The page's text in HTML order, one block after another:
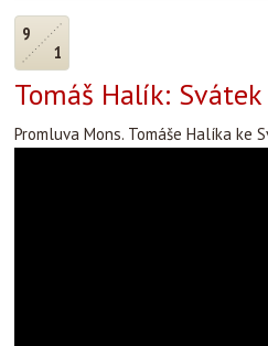
9
1
Tomáš Halík:
Promluva Mons. Tomáše Halíka ke